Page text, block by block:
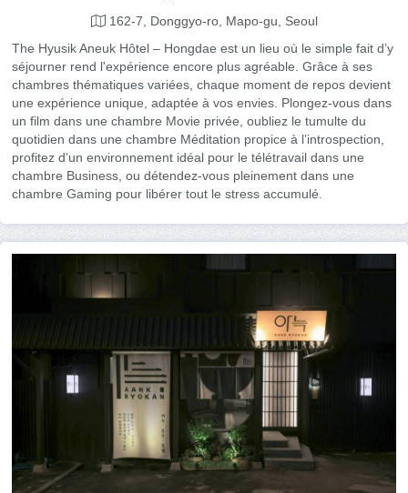
162-7, Donggyo-ro, Mapo-gu, Seoul
The Hyusik Aneuk Hôtel – Hongdae est un lieu où le simple fait d’y
séjourner rend l'expérience encore plus agréable. Grâce à ses
chambres thématiques variées, chaque moment de repos devient
une expérience unique, adaptée à vos envies. Plongez-vous dans
un film dans une chambre Movie privée, oubliez le tumulte du
quotidien dans une chambre Méditation propice à l’introspection,
profitez d’un environnement idéal pour le télétravail dans une
chambre Business, ou détendez-vous pleinement dans une
chambre Gaming pour libérer tout le stress accumulé.